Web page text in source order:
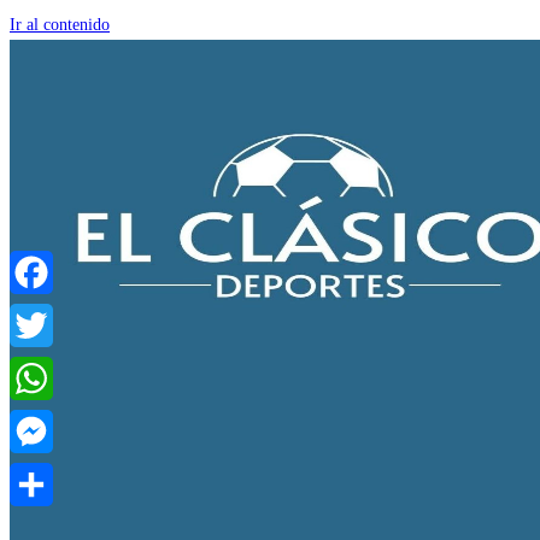
Ir al contenido
Facebook
Twitter
WhatsApp
Messenger